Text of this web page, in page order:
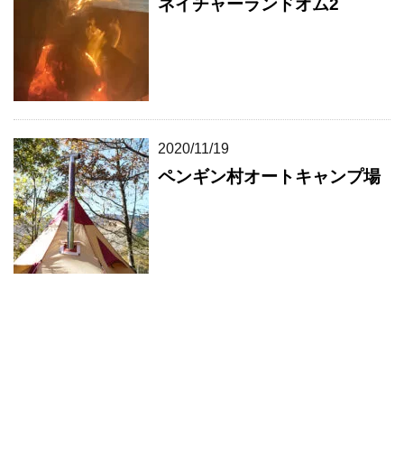
ネイチャーランドオム2
2020/11/19
ペンギン村オートキャンプ場